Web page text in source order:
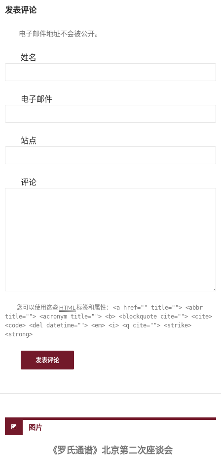
发表评论
电子邮件地址不会被公开。
姓名
电子邮件
站点
评论
您可以使用这些 HTML标签和属性： <a href="" title=""> <abbr
title=""> <acronym title=""> <b> <blockquote cite=""> <cite>
<code> <del datetime=""> <em> <i> <q cite=""> <strike>
<strong>
图片
《罗氏通谱》北京第二次座谈会